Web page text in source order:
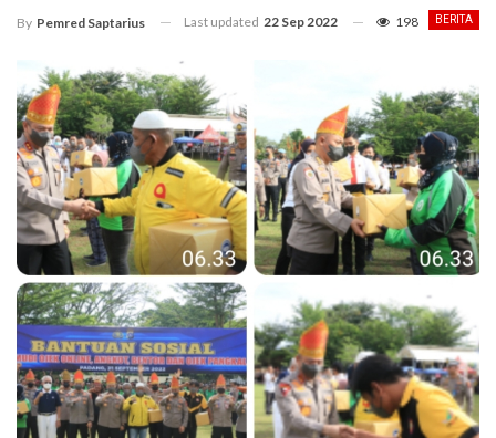
BERITA
By Pemred Saptarius Last updated 22 Sep 2022 198